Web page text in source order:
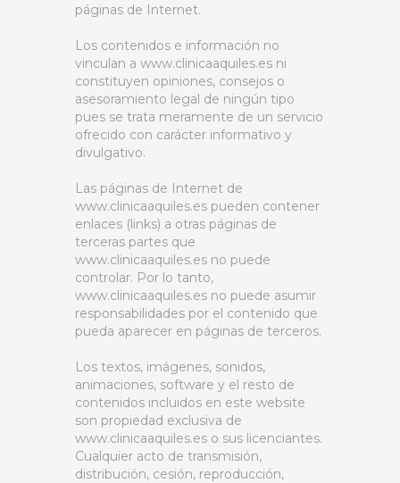
páginas de Internet.
Los contenidos e información no
vinculan a www.clinicaaquiles.es ni
constituyen opiniones, consejos o
asesoramiento legal de ningún tipo
pues se trata meramente de un servicio
ofrecido con carácter informativo y
divulgativo.
Las páginas de Internet de
www.clinicaaquiles.es pueden contener
enlaces (links) a otras páginas de
terceras partes que
www.clinicaaquiles.es no puede
controlar. Por lo tanto,
www.clinicaaquiles.es no puede asumir
responsabilidades por el contenido que
pueda aparecer en páginas de terceros.
Los textos, imágenes, sonidos,
animaciones, software y el resto de
contenidos incluidos en este website
son propiedad exclusiva de
www.clinicaaquiles.es o sus licenciantes.
Cualquier acto de transmisión,
distribución, cesión, reproducción,